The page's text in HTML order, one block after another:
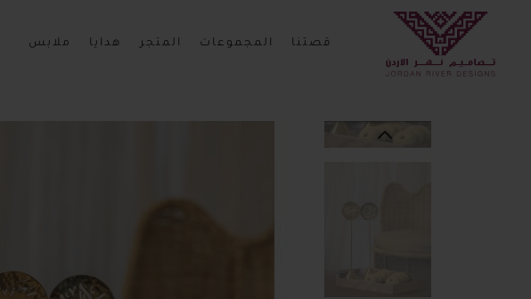
قصتنا المجموعات المتجر هدايا ملابس
إلى